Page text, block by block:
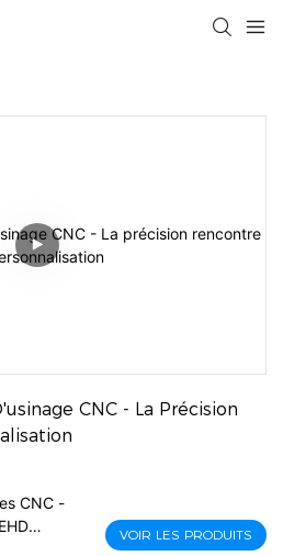
CNC - La Précision
CNC -
VOIR LES PRODUITS